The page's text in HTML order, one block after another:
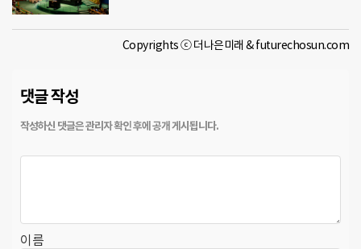
Copyrights ⓒ 더나은미래 & futurechosun.com
댓글 작성
이름